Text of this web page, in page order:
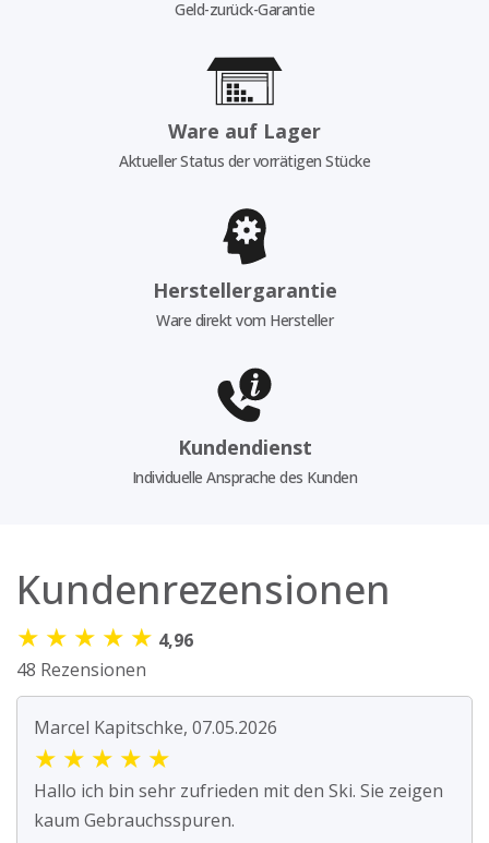
Geld-zurück-Garantie
Ware auf Lager
Aktueller Status der vorrätigen Stücke
Herstellergarantie
Ware direkt vom Hersteller
Kundendienst
Individuelle Ansprache des Kunden
Kundenrezensionen
★ ★ ★ ★ ★ 4,96
48 Rezensionen
Marcel Kapitschke, 07.05.2026
★ ★ ★ ★ ★
Hallo ich bin sehr zufrieden mit den Ski. Sie zeigen
kaum Gebrauchsspuren.